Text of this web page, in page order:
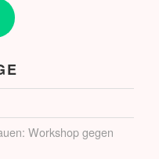
Workshop gegen